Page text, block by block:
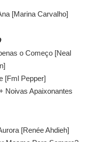
[Marina Carvalho]
o Começo [Neal
[Fml Pepper]
Noivas Apaixonantes
[Renée Ahdieh]